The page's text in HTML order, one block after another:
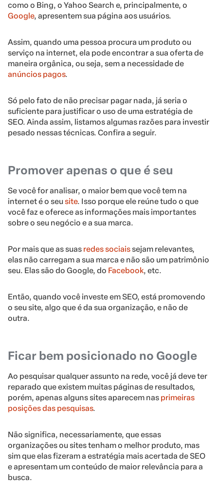
como o Bing, o Yahoo Search e, principalmente, o
Google, apresentem sua página aos usuários.
Assim, quando uma pessoa procura um produto ou
serviço na internet, ela pode encontrar a sua oferta de
maneira orgânica, ou seja, sem a necessidade de
anúncios pagos.
Só pelo fato de não precisar pagar nada, já seria o
suficiente para justificar o uso de uma estratégia de
SEO. Ainda assim, listamos algumas razões para investir
pesado nessas técnicas. Confira a seguir.
Promover apenas o que é seu
Se você for analisar, o maior bem que você tem na
internet é o seusite. Isso porque ele reúne tudo o que
você faz e oferece as informações mais importantes
sobre o seu negócio e a sua marca.
Por mais que as suas redes sociaissejam relevantes,
elas não carregam a sua marca e não são um patrimônio
seu. Elas são do Google, do Facebook, etc.
Então, quando você investe em SEO, está promovendo
o seu site, algo que é da sua organização, e não de
outra.
Ficar bem posicionado no Google
Ao pesquisar qualquer assunto na rede, você já deve ter
reparado que existem muitas páginas de resultados,
porém, apenas alguns sites aparecem nas primeiras
posições das pesquisas.
Não significa, necessariamente, que essas
organizações ou sites tenham o melhor produto, mas
sim que elas fizeram a estratégia mais acertada de SEO
e apresentam um conteúdo de maior relevância para a
busca.